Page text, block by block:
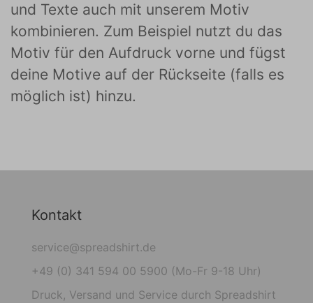
und Texte auch mit unserem Motiv
kombinieren. Zum Beispiel nutzt du das
Motiv für den Aufdruck vorne und fügst
deine Motive auf der Rückseite (falls es
möglich ist) hinzu.
Kontakt
service@spreadshirt.de
+49 (0) 341 594 00 5900 (Mo-Fr 9-18 Uhr)
Druck, Versand und Service durch Spreadshirt